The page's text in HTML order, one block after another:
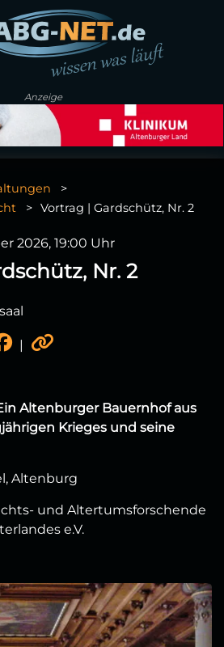
Anzeige
Vortrag | Gardschütz, Nr. 2
2026, 19:00 Uhr
Nr. 2
|
Altenburger Bauernhof aus
Krieges und seine
Altenburg
und Altertumsforschende
e.V.